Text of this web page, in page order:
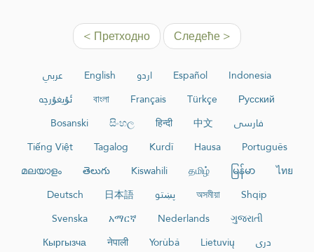
< Претходно Следеће >
عربي English اردو Español
Indonesia
ئۇيغۇرچە
বাংলা Français Türkçe
Русский
Bosanski
සිංහල हिन्दी 中文
فارسی
Tiếng Việt
Tagalog Kurdî Hausa
Português
മലയാളം
తెలుగు Kiswahili தமிழ் မြန်မာ
ไทย
Deutsch
日本語 پښتو অসমীয়া
Shqip
Svenska
አማርኛ Nederlands
ગુજરાતી
Кыргызча
नेपाली Yorùbá Lietuvių
دری